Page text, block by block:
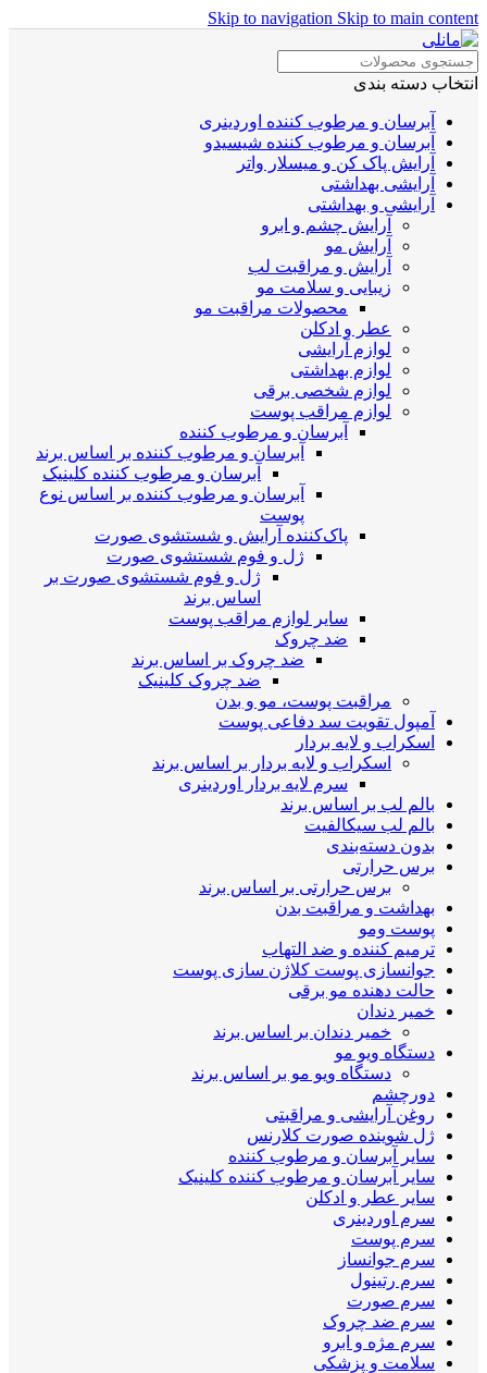
Skip to navigation Skip to main content
انتخاب دسته بندی
آبرسان و مرطوب کننده اوردینری
آبرسان و مرطوب کننده شیسیدو
آرایش پاک کن و میسلار واتر
آرایشی بهداشتی
آرایشی و بهداشتی
آرایش چشم و ابرو
آرایش مو
آرایش و مراقبت لب
زیبایی و سلامت مو
محصولات مراقبت مو
عطر و ادکلن
لوازم آرایشی
لوازم بهداشتی
لوازم شخصی برقی
لوازم مراقب پوست
آبرسان و مرطوب کننده
آبرسان و مرطوب کننده بر اساس برند
آبرسان و مرطوب کننده کلینیک
آبرسان و مرطوب کننده بر اساس نوع
پوست
پاک‌کننده آرایش و شستشوی صورت
ژل و فوم شستشوی صورت
ژل و فوم شستشوی صورت بر
اساس برند
سایر لوازم مراقب پوست
ضد چروک
ضد چروک بر اساس برند
ضد چروک کلینیک
مراقبت پوست، مو و بدن
آمپول تقویت سد دفاعی پوست
اسکراب و لایه بردار
اسکراب و لایه بردار بر اساس برند
سرم لایه بردار اوردینری
بالم لب بر اساس برند
بالم لب سیکالفیت
بدون دسته‌بندی
برس حرارتی
برس حرارتی بر اساس برند
بهداشت و مراقبت بدن
پوست ومو
ترمیم کننده و ضد التهاب
جوانسازی پوست کلاژن سازی پوست
حالت دهنده مو برقی
خمیر دندان
خمیر دندان بر اساس برند
دستگاه ویو مو
دستگاه ویو مو بر اساس برند
دورچشم
روغن آرایشی و مراقبتی
ژل شوینده صورت کلارنس
سایر آبرسان و مرطوب کننده
سایر آبرسان و مرطوب کننده کلینیک
سایر عطر و ادکلن
سرم اوردینری
سرم پوست
سرم جوانساز
سرم رتینول
سرم صورت
سرم ضد چروک
سرم مژه و ابرو
سلامت و پزشکی